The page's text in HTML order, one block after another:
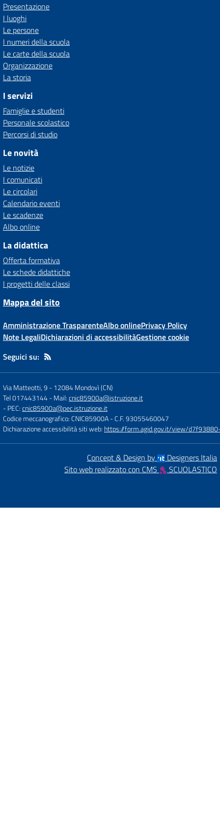
Presentazione
I luoghi
Le persone
I numeri della scuola
Le carte della scuola
Organizzazione
La storia
I servizi
Famiglie e studenti
Personale scolastico
Percorsi di studio
Le novità
Le notizie
I comunicati
Le circolari
Calendario eventi
Le scadenze
Albo online
La didattica
Offerta formativa
Le schede didattiche
I progetti delle classi
Mappa del sito
Amministrazione TrasparenteAlbo onlinePrivacy Policy
Note LegaliDichiarazioni di accessibilitàGestione cookie
Seguici su:
Via Matteotti, 9 -12084 Mondovì (CN)
Tel 017443144- Mail:cnic85900a@istruzione.it
- PEC:cnic85900a@pec.istruzione.it
Codice meccanografico: CNIC85900A- C.F. 93055460047
Dichiarazione accessibilità siti web: https://form.agid.gov.it/view/
Concept & Design by
Designers Italia
Sito web realizzato con CMS
SCUOLASTICO